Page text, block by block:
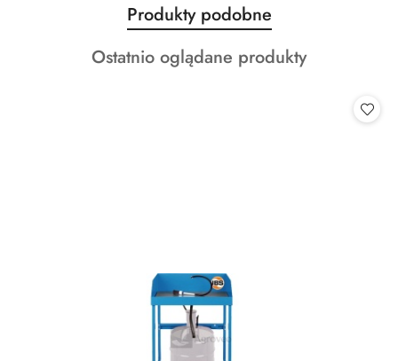
Pomiń karuzelę produktów
Produkty
o
statusie:
Produkty podobne
Produkty
Ostatnio oglądane produkty